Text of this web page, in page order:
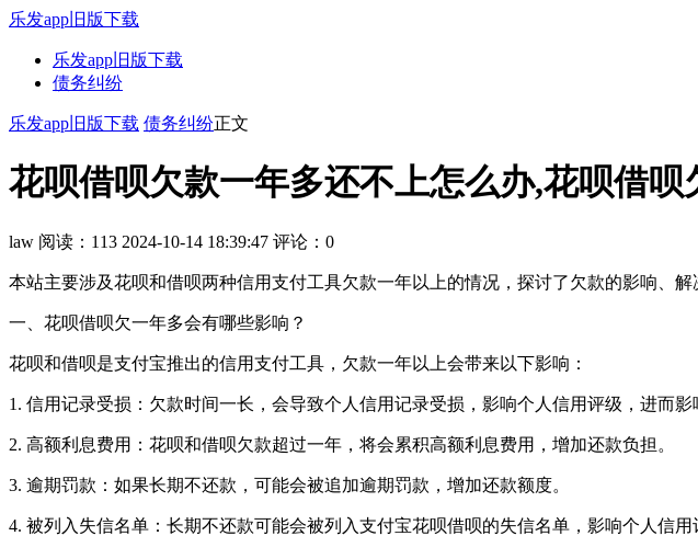
乐发app旧版下载
乐发app旧版下载
债务纠纷
乐发app旧版下载 债务纠纷正文
花呗借呗欠款一年多还不上怎么办,花呗借
law 阅读：113 2024-10-14 18:39:47 评论：0
本站主要涉及花呗和借呗两种信用支付工具欠款一年以上的情况，探讨了欠款的影响、解
一、花呗借呗欠一年多会有哪些影响？
花呗和借呗是支付宝推出的信用支付工具，欠款一年以上会带来以下影响：
1. 信用记录受损：欠款时间一长，会导致个人信用记录受损，影响个人信用评级，进而影
2. 高额利息费用：花呗和借呗欠款超过一年，将会累积高额利息费用，增加还款负担。
3. 逾期罚款：如果长期不还款，可能会被追加逾期罚款，增加还款额度。
4. 被列入失信名单：长期不还款可能会被列入支付宝花呗借呗的失信名单，影响个人信用